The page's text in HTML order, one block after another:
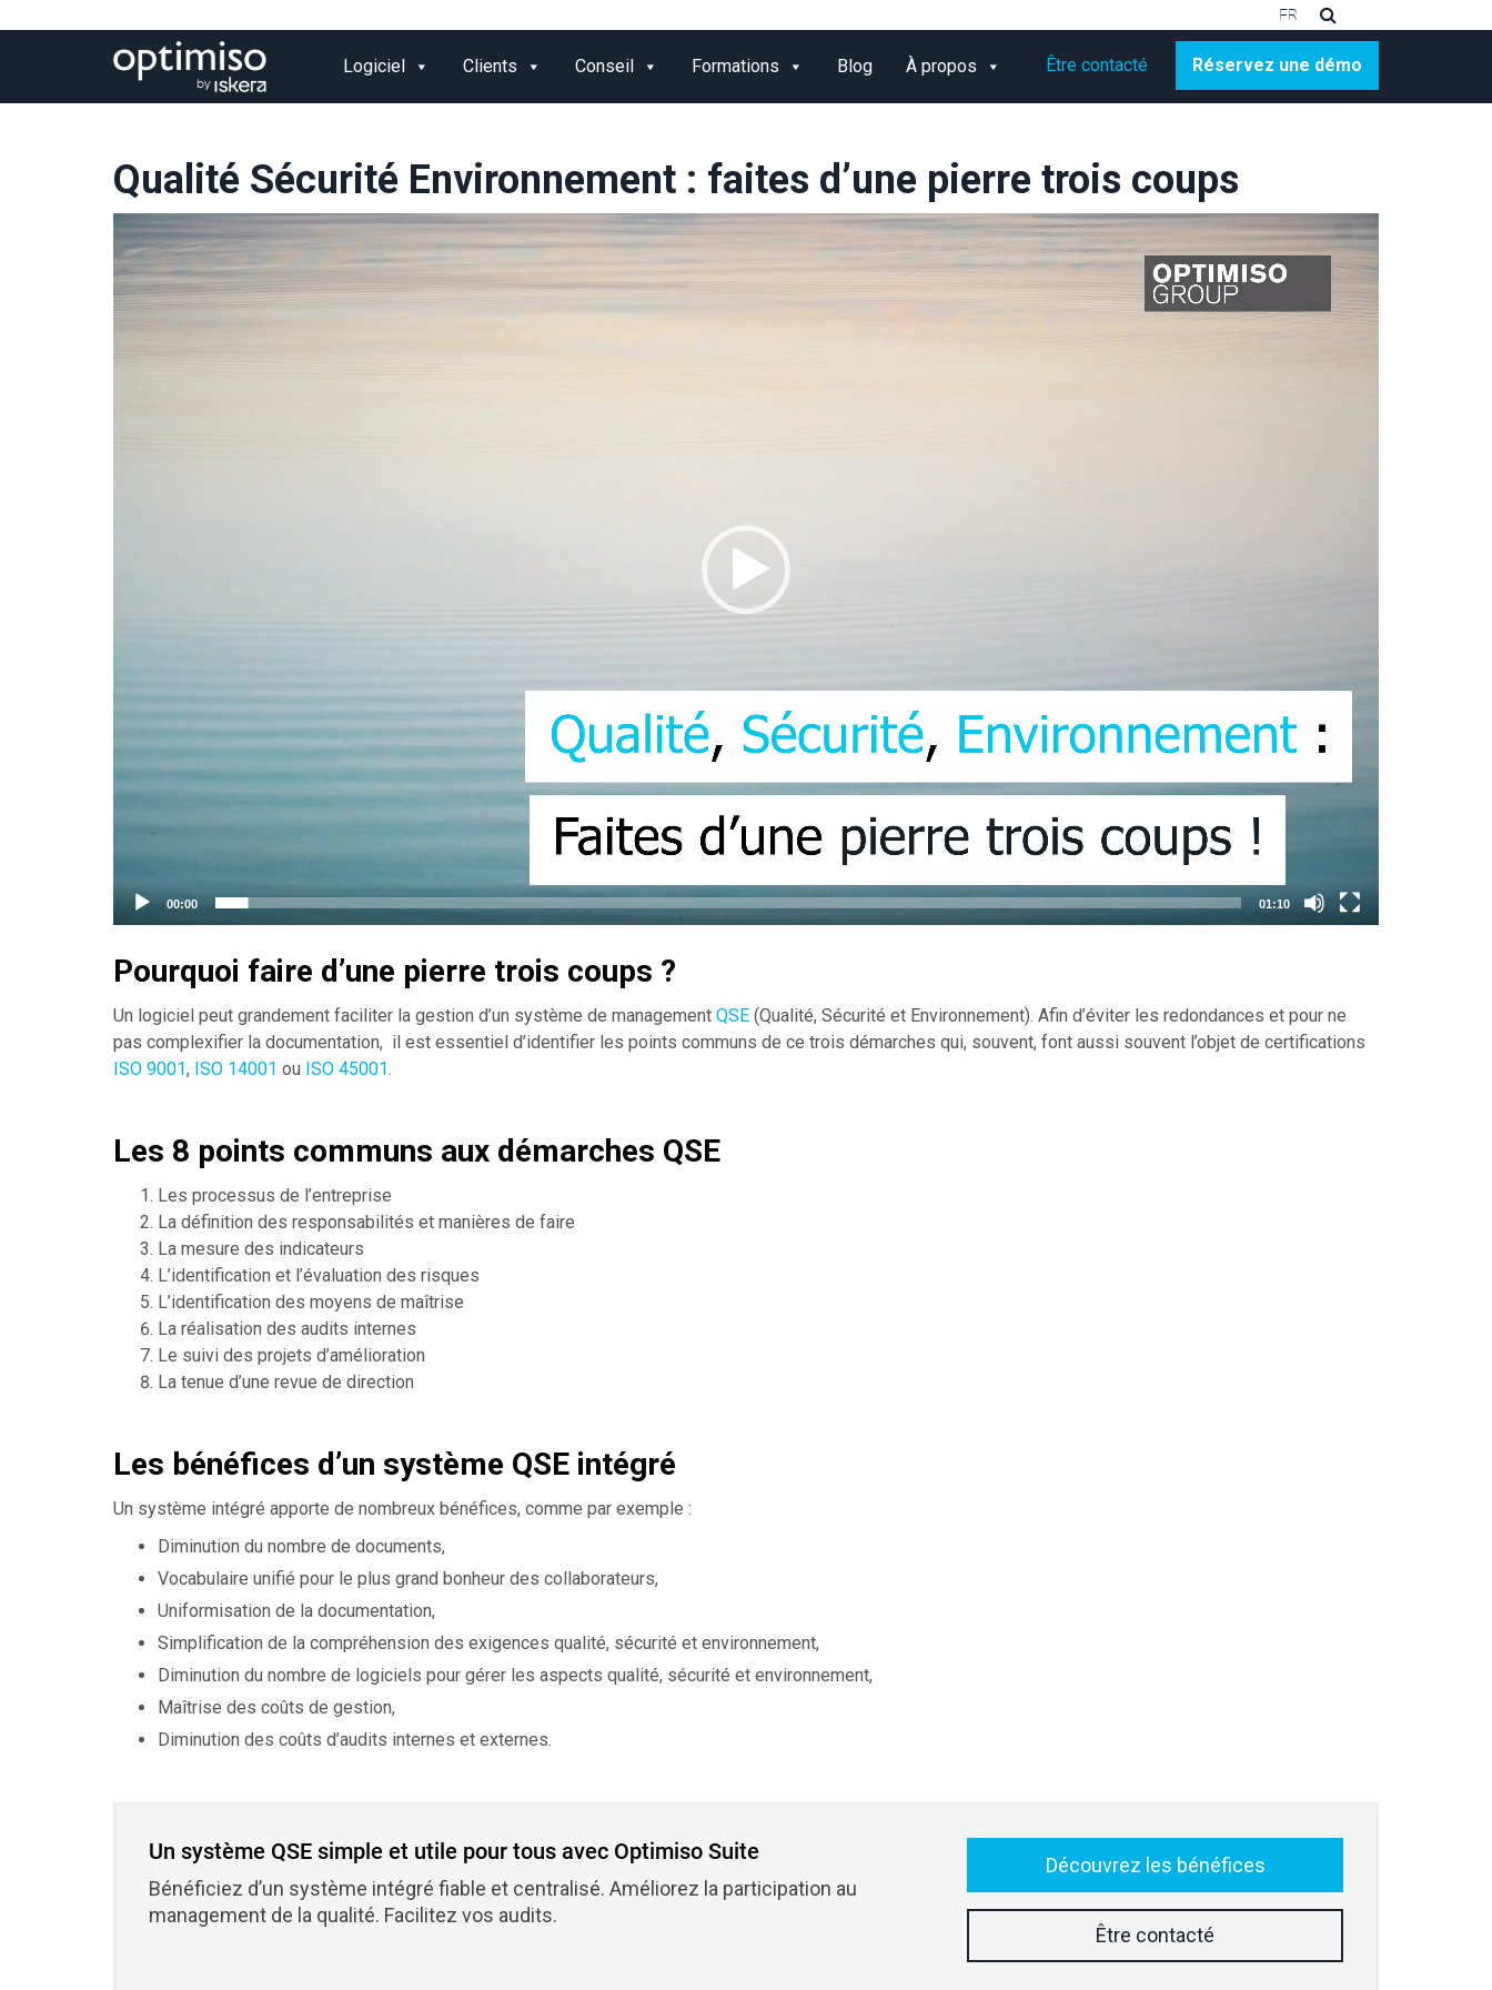
FR
Logiciel Clients Conseil Formations Blog À propos Réservez une démo
Être contacté
Qualité Sécurité Environnement : faites d’une pierre trois coups
Lecteur
vidéo
00:00 01:10
Pourquoi faire d’une pierre trois coups ?
Un logiciel peut grandement faciliter la gestion d’un système de management QSE (Qualité, Sécurité et Environnement). Afin d’éviter les redondances et pour ne
pas complexifier la documentation, il est essentiel d’identifier les points communs de ce trois démarches qui, souvent, font aussi souvent l’objet de certifications
ISO 9001, ISO 14001 ou ISO 45001.
Les 8 points communs aux démarches QSE
Les processus de l’entreprise
La définition des responsabilités et manières de faire
La mesure des indicateurs
L’identification et l’évaluation des risques
L’identification des moyens de maîtrise
La réalisation des audits internes
Le suivi des projets d’amélioration
La tenue d’une revue de direction
Les bénéfices d’un système QSE intégré
Un système intégré apporte de nombreux bénéfices, comme par exemple :
Diminution du nombre de documents,
Vocabulaire unifié pour le plus grand bonheur des collaborateurs,
Uniformisation de la documentation,
Simplification de la compréhension des exigences qualité, sécurité et environnement,
Diminution du nombre de logiciels pour gérer les aspects qualité, sécurité et environnement,
Maîtrise des coûts de gestion,
Diminution des coûts d’audits internes et externes.
Un système QSE simple et utile pour tous avec Optimiso Suite
Bénéficiez d’un système intégré fiable et centralisé. Améliorez la participation au
management de la qualité. Facilitez vos audits.
Découvrez les bénéfices
Être contacté